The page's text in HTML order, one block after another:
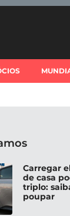
Carregar
de casa
triplo:
poupar